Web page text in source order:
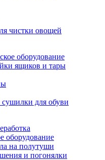
чистки овощей
оборудование
ящиков и тары
для обуви
оборудование
на полутуши
и погонялки